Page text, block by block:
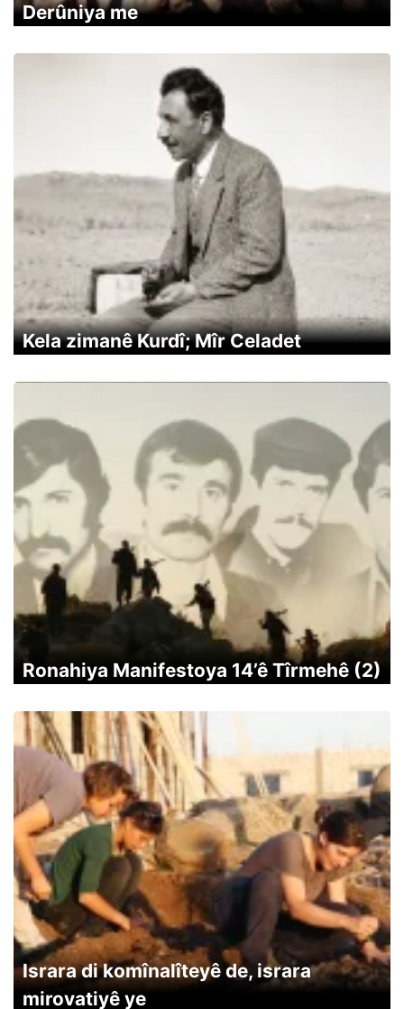
Derûniya me
Kela zimanê Kurdî; Mîr Celadet
Ronahiya Manifestoya 14’ê Tîrmehê (2)
Israra di komînalîteyê de, israra
mirovatiyê ye